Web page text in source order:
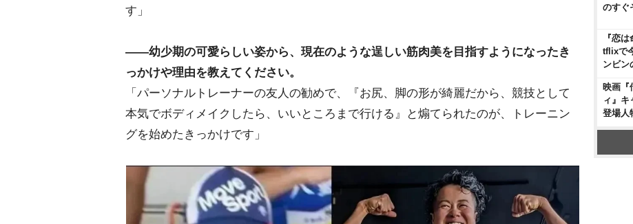
す」
――幼少期の可愛らしい姿から、現在のような逞しい筋肉美を目指すようになったき
っかけや理由を教えてください。
「パーソナルトレーナーの友人の勧めで、『お尻、脚の形が綺麗だから、競技として
本気でボディメイクしたら、いいところまで行ける』と煽てられたのが、トレーニン
グを始めたきっかけです」
のすぐ
『恋
tflixで
ンビ
映画『
ィ』キ
登場人